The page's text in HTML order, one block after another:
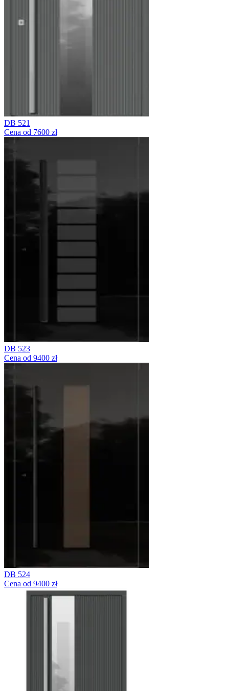
DB 521
Cena od 7600 zł
DB 523
Cena od 9400 zł
DB 524
Cena od 9400 zł